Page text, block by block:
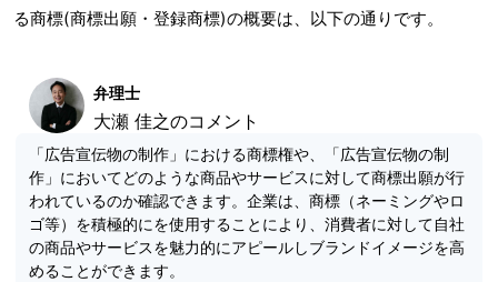
る商標(商標出願・登録商標)の概要は、以下の通りです。
弁理士
大瀬 佳之のコメント
「広告宣伝物の制作」における商標権や、「広告宣伝物の制
作」においてどのような商品やサービスに対して商標出願が行
われているのか確認できます。企業は、商標（ネーミングやロ
ゴ等）を積極的にを使用することにより、消費者に対して自社
の商品やサービスを魅力的にアピールしブランドイメージを高
めることができます。